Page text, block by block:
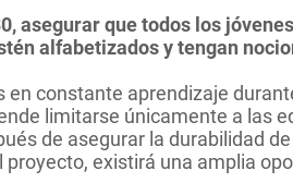
asegurar que todos los
alfabetizados y tengan
en constante aprendizaje
limitarse únicamente a las
de asegurar la durabilidad
proyecto, existirá una amplia